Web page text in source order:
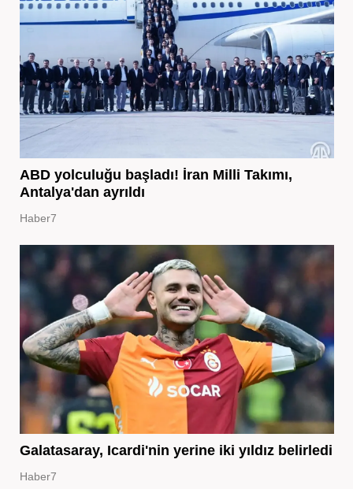
ABD yolculuğu başladı! İran Milli Takımı,
Antalya'dan ayrıldı
Haber7
Galatasaray, Icardi'nin yerine iki yıldız belirledi
Haber7